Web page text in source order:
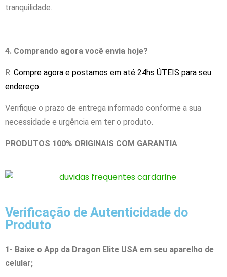
tranquilidade.
4. Comprando agora você envia hoje?
R: Compre agora e postamos em até 24hs ÚTEIS para seu
endereço.
Verifique o prazo de entrega informado conforme a sua
necessidade e urgência em ter o produto.
PRODUTOS 100% ORIGINAIS COM GARANTIA
Verificação de Autenticidade do
Produto
1- Baixe o App da Dragon Elite USA em seu aparelho de
celular;